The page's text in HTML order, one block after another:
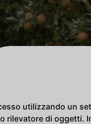
utilizzando un
di oggetti.